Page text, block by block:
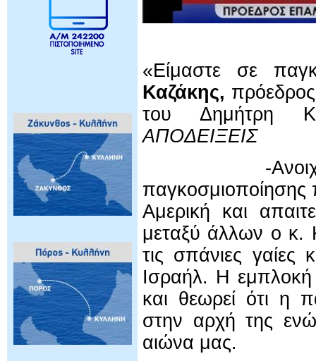
«Είμαστε σε
Καζάκης,
του Δημήτρη
ΑΠΟΔΕΙΞΕΙΣ
-Ανοιχτά
παγκοσμιοποίησης
Αμερική και
μεταξύ άλλων ο κ.
τις σπάνιες γαίες
Ισραήλ. Η εμπλοκή
και θεωρεί ότι η
στην αρχή της
αιώνα μας.